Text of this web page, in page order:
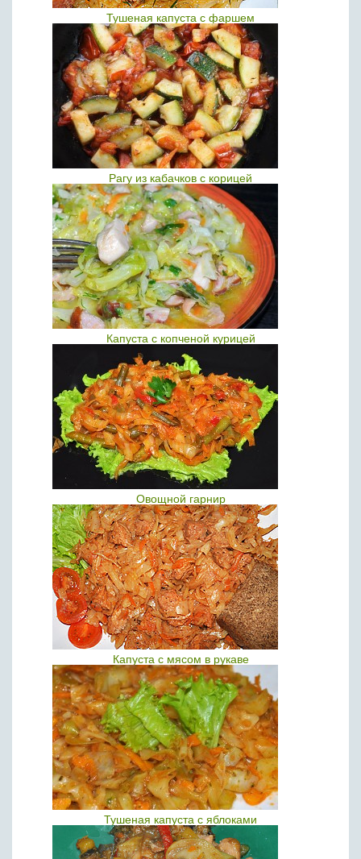
Тушеная капуста с фаршем
Рагу из кабачков с корицей
Капуста с копченой курицей
Овощной гарнир
Капуста с мясом в рукаве
Тушеная капуста с яблоками